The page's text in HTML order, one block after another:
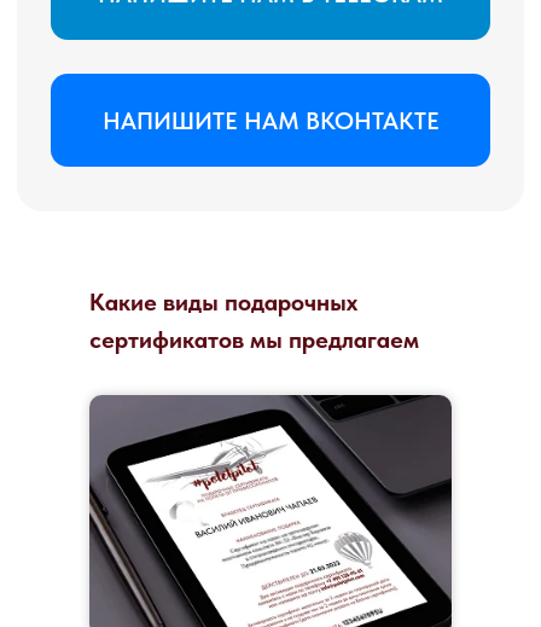
Какие виды подарочных
сертификатов мы предлагаем